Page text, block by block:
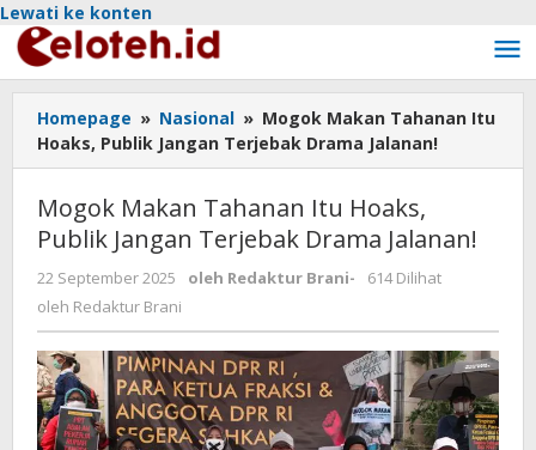
Lewati ke konten
Homepage » Nasional » Mogok Makan Tahanan Itu
Hoaks, Publik Jangan Terjebak Drama Jalanan!
Mogok Makan Tahanan Itu Hoaks,
Publik Jangan Terjebak Drama Jalanan!
22 September 2025 oleh Redaktur Brani-
614 Dilihat
oleh Redaktur Brani